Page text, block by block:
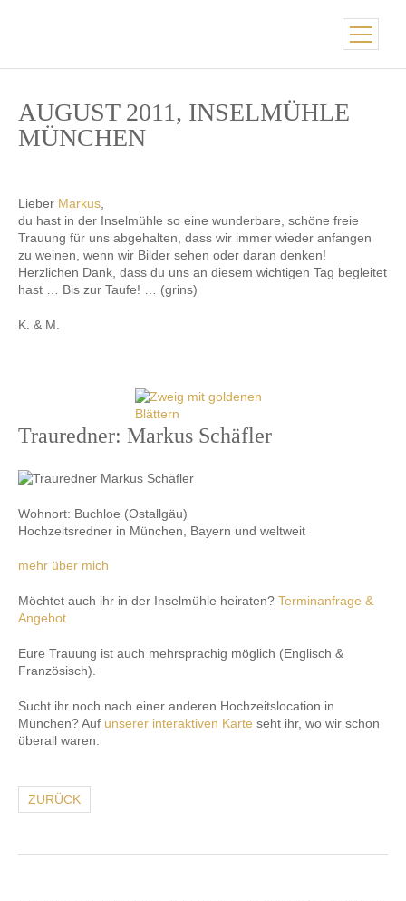
AUGUST 2011, INSELMÜHLE
MÜNCHEN
Lieber Markus
du hast in der Inselmühle so eine wunderbare, schöne freie
Trauung für uns abgehalten, dass wir immer wieder anfangen
zu weinen, wenn wir Bilder sehen oder daran denken!
Herzlichen Dank, dass du uns an diesem wichtigen Tag begleitet
hast … Bis zur Taufe! … (grins)
K. & M.
Trauredner: Markus Schäfler
Wohnort: Buchloe (Ostallgäu)
Hochzeitsredner in München, Bayern und weltweit
mehr über mich
Möchtet auch ihr in der Inselmühle heiraten? Terminanfrage &
Angebot
Eure Trauung ist auch mehrsprachig möglich (Englisch &
Französisch).
Sucht ihr noch nach einer anderen Hochzeitslocation in
München? Auf unserer interaktiven Karte seht ihr, wo wir schon
überall waren.
ZURÜCK